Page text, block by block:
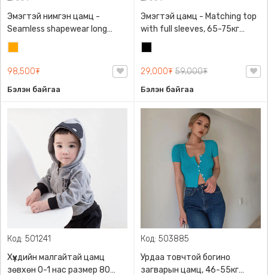
Эмэгтэй нимгэн цамц -
Seamless shapewear long
sleeve t-shirt, 40-60кг жинд
таарна, ZARA, 8779/458/615,
Урт ханцуйтай
98,500₮
Бэлэн байгаа
Эмэгтэй цамц - Matching top
with full sleeves, 65-75кг
жинд таарна, ZARA,
0962/642/800, Задгай
энгэртэй, Урт ханцуйтай,
29,000₮ 59,000₮
Бэлэн байгаа
Код: 501241
Хүүхдийн малгайтай цамц
зөвхөн 0-1 нас размер 80
Код: 503885
Урдаа товчтой богино
загварын цамц, 46-55кг